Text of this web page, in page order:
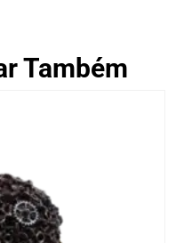
Também